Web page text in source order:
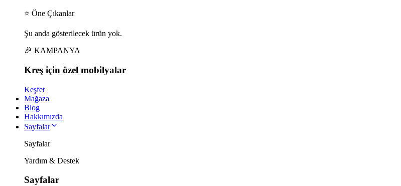
⭐ Öne Çıkanlar
Şu anda gösterilecek ürün yok.
🎉 KAMPANYA
Kreş için özel mobilyalar
Keşfet
Mağaza
Blog
Hakkımızda
Sayfalar
Sayfalar
Yardım & Destek
Sayfalar